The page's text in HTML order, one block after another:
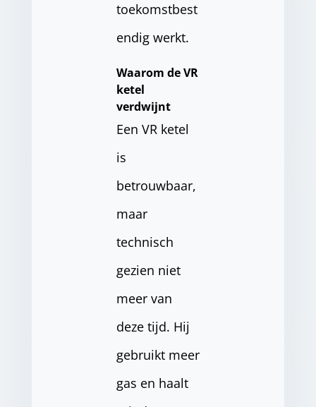
toekomstbest
endig werkt.
Waarom de VR
ketel
verdwijnt
Een VR ketel
is
betrouwbaar,
maar
technisch
gezien niet
meer van
deze tijd. Hij
gebruikt meer
gas en haalt